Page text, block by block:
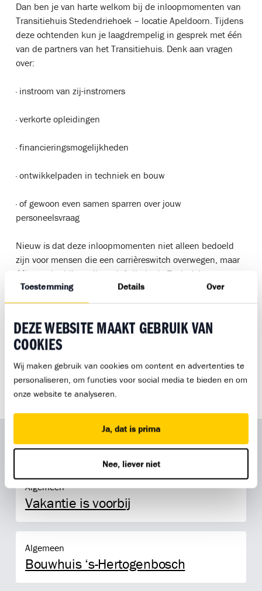
Toestemming Details Over
DEZE WEBSITE MAAKT GEBRUIK VAN
COOKIES
Wij maken gebruik van cookies om content en advertenties te
personaliseren, om functies voor social media te bieden en om
onze website te analyseren.
Ja, dat is prima
Nee, liever niet
Dan ben je van harte welkom bij de inloopmomenten van
Transitiehuis Stedendriehoek – locatie Apeldoorn. Tijdens
deze ochtenden kun je laagdrempelig in gesprek met één
van de partners van het Transitiehuis. Denk aan vragen
over:
· instroom van zij-instromers
· verkorte opleidingen
· financieringsmogelijkheden
· ontwikkelpaden in techniek en bouw
· of gewoon even samen sparren over jouw
personeelsvraag
Nieuw is dat deze inloopmomenten niet alleen bedoeld
zijn voor mensen die een carrièreswitch overwegen, maar
óók voor bedrijven die actief zijn in de Techniek en
Gebouwde Omgeving.
binnenlopen en het gesprek aangaan.
Deel via social media
RECENT NIEUWS
Vakantie is voorbij
Vakantie is voorbij
Algemeen
Bouwhuis ‘s-Hertogenbosch
Algemeen